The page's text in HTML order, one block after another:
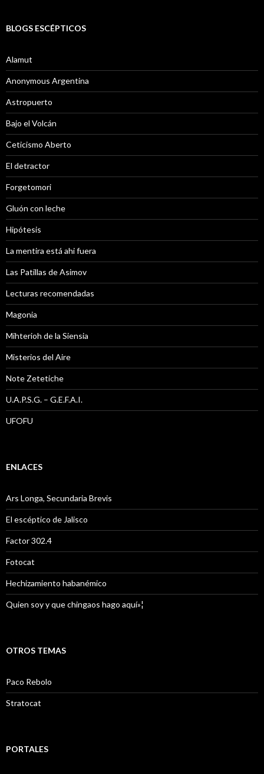
BLOGS ESCÉPTICOS
Alamut
Anonymous Argentina
Astropuerto
Bajo el Volcán
Ceticismo Aberto
El detractor
Forgetomori
Gluón con leche
Hipótesis
La mentira está ahi fuera
Las Patillas de Asimov
Lecturas recomendadas
Magonia
Mihterioh de la Siensia
Misterios del Aire
Note Zetetiche
U.A.P.S.G. – G.E.F.A.I.
UFOFU
ENLACES
Ars Longa, Secundaria Brevis
El escéptico de Jalisco
Factor 302.4
Fotocat
Hechizamiento habanémico
Quien soy y que chingaos hago aquí»¦
OTROS TEMAS
Paco Rebolo
Stratocat
PORTALES